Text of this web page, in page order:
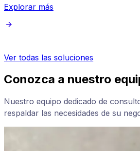
Explorar más
Ver todas las soluciones
Conozca a nuestro
Nuestro equipo dedicado de
respaldar las necesidades de su